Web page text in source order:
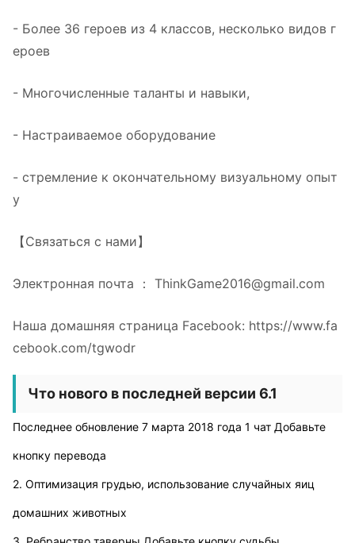
- Более 36 героев из 4 классов, несколько видов г
ероев
- Многочисленные таланты и навыки,
- Настраиваемое оборудование
- стремление к окончательному визуальному опыт
у
【Связаться с нами】
Электронная почта ： ThinkGame2016@gmail.com
Наша домашняя страница Facebook: https://www.fa
cebook.com/tgwodr
Что нового в последней версии 6.1
Последнее обновление 7 марта 2018 года 1 чат Добавьте
кнопку перевода
2. Оптимизация грудью, использование случайных яиц
домашних животных